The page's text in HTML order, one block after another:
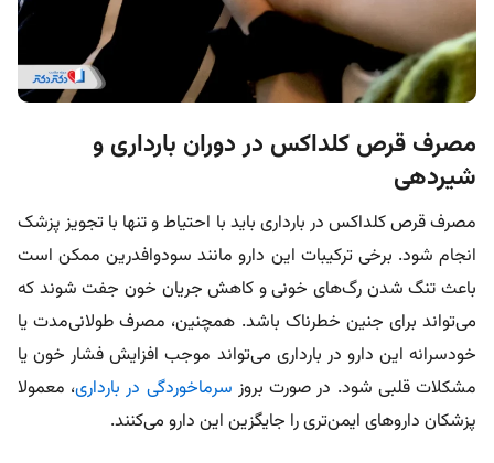
مصرف قرص کلداکس در دوران بارداری و
شیردهی
مصرف قرص کلداکس در بارداری باید با احتیاط و تنها با تجویز پزشک
انجام شود. برخی ترکیبات این دارو مانند سودوافدرین ممکن است
باعث تنگ شدن رگ‌های خونی و کاهش جریان خون جفت شوند که
می‌تواند برای جنین خطرناک باشد. همچنین، مصرف طولانی‌مدت یا
خودسرانه این دارو در بارداری می‌تواند موجب افزایش فشار خون یا
مشکلات قلبی شود. در صورت بروز سرماخوردگی در بارداری، معمولا
پزشکان داروهای ایمن‌تری را جایگزین این دارو می‌کنند.